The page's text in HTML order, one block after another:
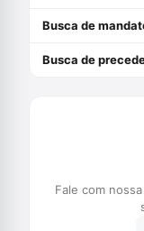
Fale com